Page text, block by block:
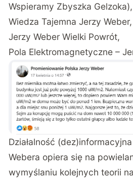
Wspieramy Zbyszka Gelzoka),
Wiedza Tajemna Jerzy Weber,
Jerzy Weber Wielki Powrót,
Pola Elektromagnetyczne –
Działalność
Webera opiera się na
wymyślaniu kolejnych teorii